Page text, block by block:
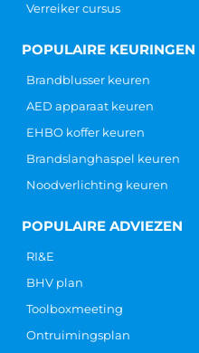
Verreiker cursus
POPULAIRE KEURINGEN
Brandblusser keuren
AED apparaat keuren
EHBO koffer keuren
Brandslanghaspel keuren
Noodverlichting keuren
POPULAIRE ADVIEZEN
RI&E
BHV plan
Toolboxmeeting
Ontruimingsplan